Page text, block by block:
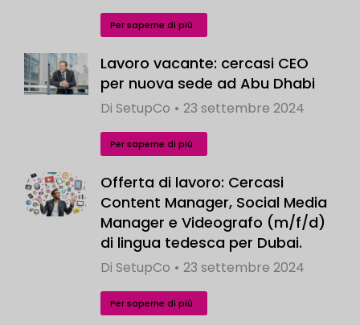
Per saperne di più
Lavoro vacante: cercasi CEO
per nuova sede ad Abu Dhabi
Di SetupCo 23 settembre 2024
Per saperne di più
Offerta di lavoro: Cercasi
Content Manager, Social Media
Manager e Videografo (m/f/d)
di lingua tedesca per Dubai.
Di SetupCo 23 settembre 2024
Per saperne di più